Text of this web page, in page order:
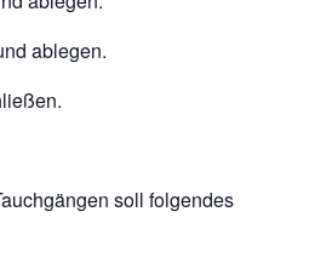
ablegen.
soll folgendes